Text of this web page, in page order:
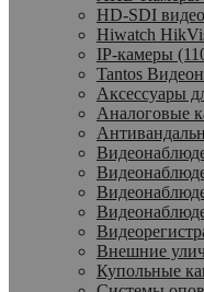
HD-SDI
Hiwatch
IP-камеры
Tantos
Аксессуары
Аналоговые
Внешние
Купольные